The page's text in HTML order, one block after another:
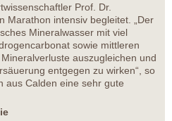
Prof. Dr.
Marathon intensiv begleitet. „Der
Mineralwasser mit viel
sowie mittleren
auszugleichen und
entgegen zu wirken“, so
aus Calden eine sehr gute